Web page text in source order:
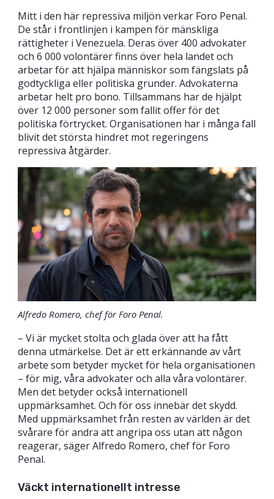
Mitt i den här repressiva miljön verkar Foro Penal.
De står i frontlinjen i kampen för mänskliga
rättigheter i Venezuela. Deras över 400 advokater
och 6 000 volontärer finns över hela landet och
arbetar för att hjälpa människor som fängslats på
godtyckliga eller politiska grunder. Advokaterna
arbetar helt pro bono. Tillsammans har de hjälpt
över 12 000 personer som fallit offer för det
politiska förtrycket. Organisationen har i många fall
blivit det största hindret mot regeringens
repressiva åtgärder.
Alfredo Romero, chef för Foro Penal.
– Vi är mycket stolta och glada över att ha fått
denna utmärkelse. Det är ett erkännande av vårt
arbete som betyder mycket för hela organisationen
– för mig, våra advokater och alla våra volontärer.
Men det betyder också internationell
uppmärksamhet. Och för oss innebär det skydd.
Med uppmärksamhet från resten av världen är det
svårare för andra att angripa oss utan att någon
reagerar, säger Alfredo Romero, chef för Foro
Penal.
Väckt internationellt intresse